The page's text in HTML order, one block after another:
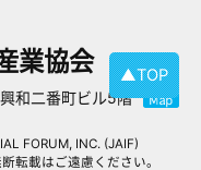
▲TOP
業協会
和二番町ビル5階
FORUM, INC. (JAIF)
転載はご遠慮ください。